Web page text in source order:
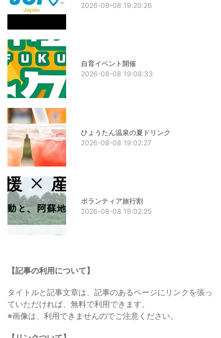
2026-08-08 19:20:26
自育イベント開催
2026-08-08 19:08:33
ひょうたん温泉の夏ドリンク
2026-08-08 19:02:27
ボランティア旅行割
2026-08-08 19:02:25
【記事の利用について】
タイトルと記事文章は、記事のあるページにリンクを張っ
ていただければ、無料で利用できます。
※画像は、利用できませんのでご注意ください。